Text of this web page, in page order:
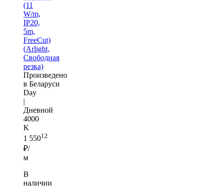
(11
W/m,
IP20,
5m,
FreeCut)
(Arlight,
Свободная
резка)
Произведено
в Беларуси
Day
|
Дневной
4000
K
1 55012
₽/
м
В
наличии